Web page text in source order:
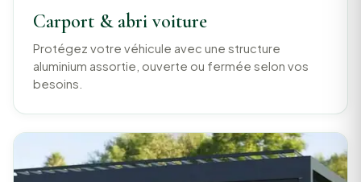
Carport & abri voiture
Protégez votre véhicule avec une structure
aluminium assortie, ouverte ou fermée selon vos
besoins.